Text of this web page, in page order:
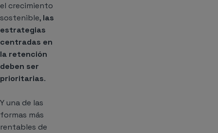
el crecimiento
sostenible, las
estrategias
centradas en
la retención
deben ser
prioritarias.
Y una de las
formas más
rentables de